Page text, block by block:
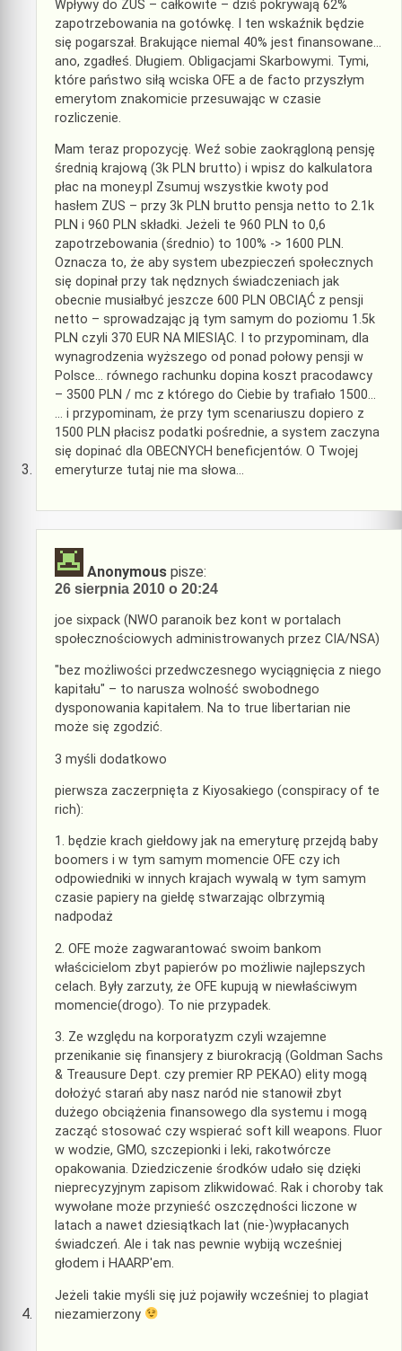
Wpływy do ZUS – całkowite – dziś pokrywają 62%
zapotrzebowania na gotówkę. I ten wskaźnik będzie
się pogarszał. Brakujące niemal 40% jest finansowane…
ano, zgadłeś. Długiem. Obligacjami Skarbowymi. Tymi,
które państwo siłą wciska OFE a de facto przyszłym
emerytom znakomicie przesuwając w czasie
rozliczenie.
Mam teraz propozycję. Weź sobie zaokrągloną pensję
średnią krajową (3k PLN brutto) i wpisz do kalkulatora
płac na money.pl Zsumuj wszystkie kwoty pod
hasłem ZUS – przy 3k PLN brutto pensja netto to 2.1k
PLN i 960 PLN składki. Jeżeli te 960 PLN to 0,6
zapotrzebowania (średnio) to 100% -> 1600 PLN.
Oznacza to, że aby system ubezpieczeń społecznych
się dopinał przy tak nędznych świadczeniach jak
obecnie musiałbyć jeszcze 600 PLN OBCIĄĆ z pensji
netto – sprowadzając ją tym samym do poziomu 1.5k
PLN czyli 370 EUR NA MIESIĄC. I to przypominam, dla
wynagrodzenia wyższego od ponad połowy pensji w
Polsce… równego rachunku dopina koszt pracodawcy
– 3500 PLN / mc z którego do Ciebie by trafiało 1500…
… i przypominam, że przy tym scenariuszu dopiero z
1500 PLN płacisz podatki pośrednie, a system zaczyna
się dopinać dla OBECNYCH beneficjentów. O Twojej
emeryturze tutaj nie ma słowa…
Anonymous pisze:
26 sierpnia 2010 o 20:24
joe sixpack (NWO paranoik bez kont w portalach
społecznościowych administrowanych przez CIA/NSA)
"bez możliwości przedwczesnego wyciągnięcia z niego
kapitału" – to narusza wolność swobodnego
dysponowania kapitałem. Na to true libertarian nie
może się zgodzić.
3 myśli dodatkowo
pierwsza zaczerpnięta z Kiyosakiego (conspiracy of te
rich):
1. będzie krach giełdowy jak na emeryturę przejdą baby
boomers i w tym samym momencie OFE czy ich
odpowiedniki w innych krajach wywalą w tym samym
czasie papiery na giełdę stwarzając olbrzymią
nadpodaż
2. OFE może zagwarantować swoim bankom
właścicielom zbyt papierów po możliwie najlepszych
celach. Były zarzuty, że OFE kupują w niewłaściwym
momencie(drogo). To nie przypadek.
3. Ze względu na korporatyzm czyli wzajemne
przenikanie się finansjery z biurokracją (Goldman Sachs
& Treausure Dept. czy premier RP PEKAO) elity mogą
dołożyć starań aby nasz naród nie stanowił zbyt
dużego obciążenia finansowego dla systemu i mogą
zacząć stosować czy wspierać soft kill weapons. Fluor
w wodzie, GMO, szczepionki i leki, rakotwórcze
opakowania. Dziedziczenie środków udało się dzięki
nieprecyzyjnym zapisom zlikwidować. Rak i choroby tak
wywołane może przynieść oszczędności liczone w
latach a nawet dziesiątkach lat (nie-)wypłacanych
świadczeń. Ale i tak nas pewnie wybiją wcześniej
głodem i HAARP'em.
Jeżeli takie myśli się już pojawiły wcześniej to plagiat
niezamierzony